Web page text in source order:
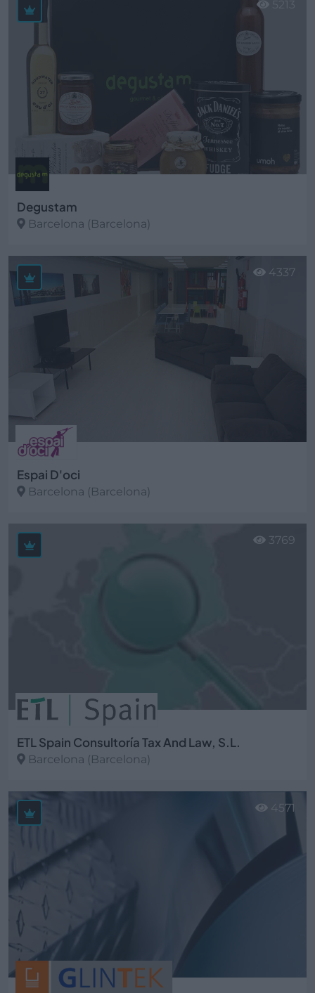
Degustam
Barcelona (Barcelona)
Ver más
Espai D'oci
Barcelona (Barcelona)
4337
ETL Spain Consultoría Tax And Law, S.L.
Barcelona (Barcelona)
Ver más
3769
4571